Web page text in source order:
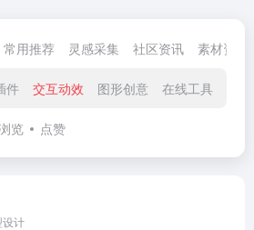
常用推荐 灵感采集 社区资讯 素材资源
件 交互动效 图形创意 在线工具
览 点赞
设计